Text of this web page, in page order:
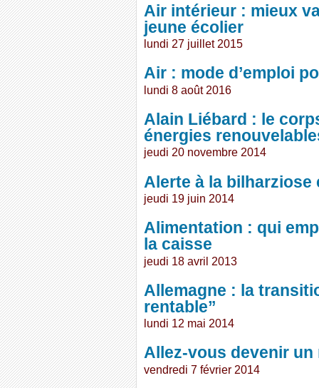
Air intérieur : mieux
jeune écolier
lundi 27 juillet 2015
Air : mode d’emploi
lundi 8 août 2016
Alain Liébard : le
énergies
jeudi 20 novembre 2014
Alerte à la bilharziose
jeudi 19 juin 2014
Alimentation : qui
la caisse
jeudi 18 avril 2013
Allemagne : la
rentable”
lundi 12 mai 2014
Allez-vous devenir
vendredi 7 février 2014